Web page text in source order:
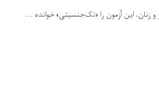
زنان، این آزمون را «تک‌جنسیتی» خوانده ...